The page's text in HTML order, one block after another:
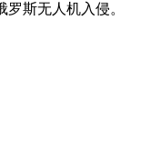
罗斯无人机入侵。